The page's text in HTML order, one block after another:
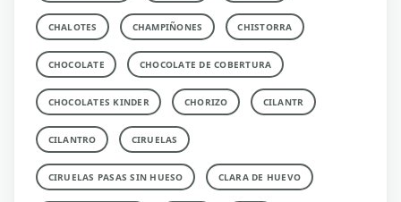
CHALOTES CHAMPIÑONES CHISTORRA
CHOCOLATE CHOCOLATE DE COBERTURA
CHOCOLATES KINDER CHORIZO CILANTR
CILANTRO CIRUELAS
CIRUELAS PASAS SIN HUESO CLARA DE HUEVO